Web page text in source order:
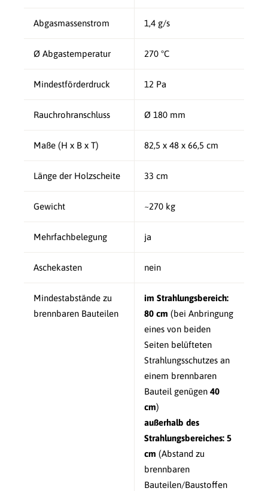
Abgasmassenstrom 1,4 g/s
Ø Abgastemperatur 270 °C
Mindestförderdruck 12 Pa
Rauchrohranschluss Ø 180 mm
Maße (H x B x T) 82,5 x 48 x 66,5 cm
Länge der Holzscheite 33 cm
Gewicht ~270 kg
Mehrfachbelegung ja
Aschekasten nein
Mindestabstände zu
brennbaren Bauteilen
im Strahlungsbereich:
80 cm (bei Anbringung
eines von beiden
Seiten belüfteten
Strahlungsschutzes an
einem brennbaren
Bauteil genügen 40
cm)
außerhalb des
Strahlungsbereiches: 5
cm (Abstand zu
brennbaren
Bauteilen/Baustoffen